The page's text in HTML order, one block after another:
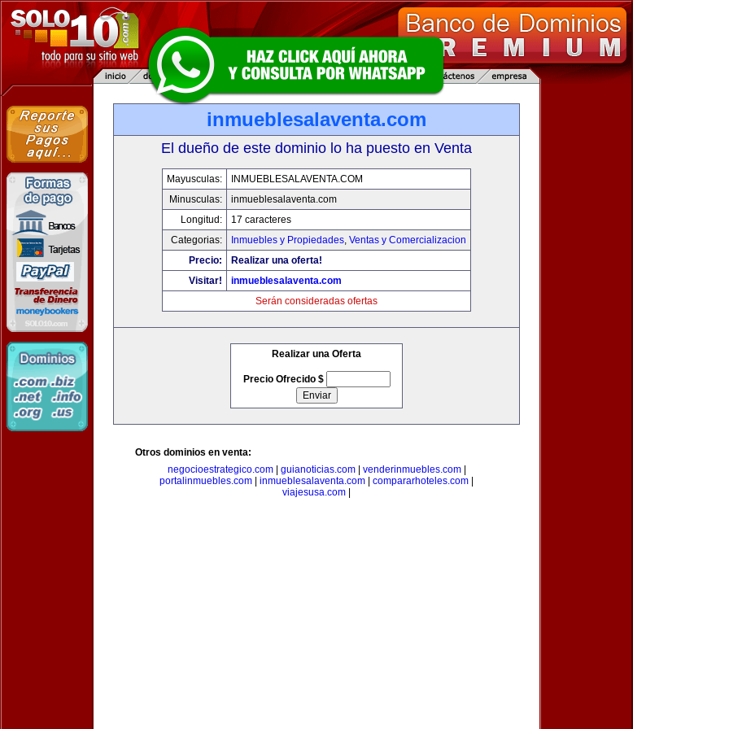
inmueblesalaventa.com
El dueño de este dominio lo ha puesto en Venta
Mayusculas:
INMUEBLESALAVENTA.COM
Minusculas:
inmueblesalaventa.com
Longitud:
17 caracteres
Categorias:
Inmuebles y Propiedades, Ventas y Comercializacion
Precio:
Realizar una oferta!
Visitar!
inmueblesalaventa.com
Serán consideradas ofertas
Realizar una Oferta
Precio Ofrecido $
Otros dominios en venta:
negocioestrategico.com| guianoticias.com| venderinmuebles.com|
portalinmuebles.com
inmueblesalaventa.com compararhoteles.com
viajesusa.com